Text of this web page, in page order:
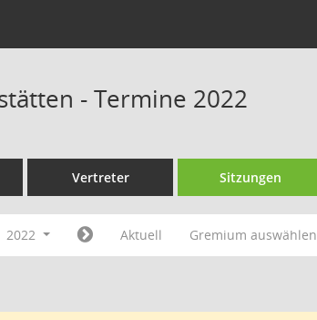
- Termine 2022
Vertreter Sitzungen
2022 Aktuell Gremium auswählen